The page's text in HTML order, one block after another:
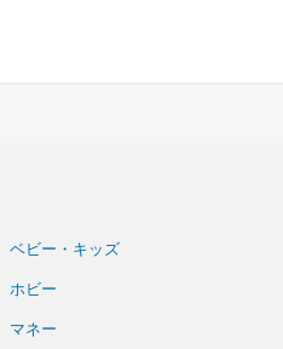
ベビー・キッズ
ホビー
マネー